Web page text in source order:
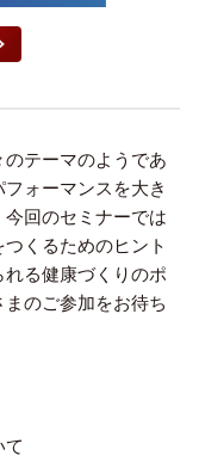
のテーマのようであ
ォーマンスを大き
回のセミナーでは
くるためのヒント
る健康づくりのポ
のご参加をお待ち